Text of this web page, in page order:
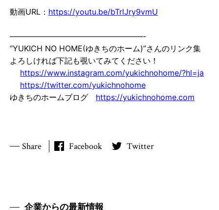
動画URL： https://youtu.be/bTrlJry9vmU
—————————————————-
”YUKICH NO HOME(ゆきちのホーム)”さんのリンク集
よろしければ下記も覗いてみてください！
https://www.instagram.com/yukichnohome/?hl=ja
https://twitter.com/yukichnohome
ゆきちのホームブログ https://yukichnohome.com
Share Facebook Twitter
企業からの最新情報